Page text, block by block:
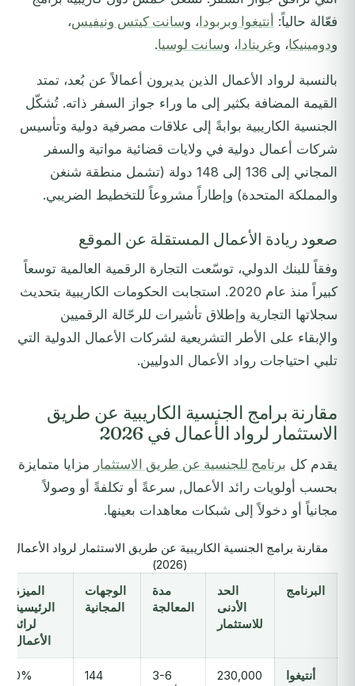
فعّالة حالياً: أنتيغوا وبربودا ، وسانت كيتس ونيفيس،
ودومينيكا، وغرينادا ، وسانت لوسيا.
بالنسبة لرواد الأعمال الذين يديرون أعمالاً عن بُعد، تمتد
القيمة المضافة بكثير إلى ما وراء جواز السفر ذاته. تُشكّل
الجنسية الكاريبية بوابةً إلى علاقات مصرفية دولية وتأسيس
شركات أعمال دولية في ولايات قضائية مواتية والسفر
المجاني إلى 136 إلى 148 دولة (تشمل منطقة شنغن
والمملكة المتحدة) وإطاراً مشروعاً للتخطيط الضريبي.
صعود ريادة الأعمال المستقلة عن الموقع
وفقاً للبنك الدولي، توسّعت التجارة الرقمية العالمية توسعاً
كبيراً منذ عام 2020. استجابت الحكومات الكاريبية بتحديث
سجلاتها التجارية وإطلاق تأشيرات للرحّالة الرقميين
والإبقاء على الأطر التشريعية لشركات الأعمال الدولية التي
تلبي احتياجات رواد الأعمال الدوليين.
مقارنة برامج الجنسية الكاريبية عن طريق
الاستثمار لرواد الأعمال في 2026
يقدم كل برنامج للجنسية عن طريق الاستثمار مزايا متمايزة
بحسب أولويات رائد الأعمال, سرعةً أو تكلفةً أو وصولاً
مجانياً أو دخولاً إلى شبكات معاهدات بعينها.
مقارنة برامج الجنسية الكاريبية عن طريق الاستثمار لرواد الأعمال
(2026)
البرنامج
الحد
الأدنى
للاستثمار
مدة
المعالجة
الوجهات
المجانية
الميزة
الرئيسية
لرائد
الأعمال
أنتيغوا
230,000
3-6
144
0%